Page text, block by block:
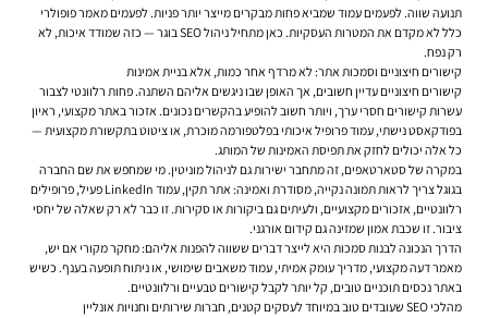
תנועה שווה. לפעמים עמוד שמביא פחות מבקרים מייצר יותר פניות. לפעמים מאמר פופולרי
כלל לא מקדם את המטרות העסקיות. כאן מתחיל ניהול SEO בוגר — כזה שמודד איכות, לא
רק נפח.
קישורים חיצוניים וסמכות אתר: לא מרדף אחר כמות, אלא בניית אמינות
קישורים חיצוניים עדיין חשובים, אך האופן שבו ניגשים אליהם השתנה. פחות רלוונטי לצבור
עשרות קישורים חסרי ערך, ויותר חשוב להופיע בהקשרים נכונים. אזכור באתר מקצועי, ראיון
בפודקאסט נישתי, עמוד פרופיל איכותי בפלטפורמה מוכרת, או ציטוט בתקשורת מקצועית —
כל אלה יכולים לחזק את תפיסת האמינות של המותג.
במקרה של סטארטאפים, זה מתחבר ישירות גם לניהול מוניטין. מי שמחפש את שם החברה
בגוגל צריך לראות תמונה נקייה, מסודרת ואמינה: אתר תקין, עמוד LinkedIn פעיל, פרופילים
רלוונטיים, אזכורים מקצועיים, ולעיתים גם ביקורות או סקירות. זו כבר לא רק שאלה של יחסי
ציבור. זו שכבת אמון שמזינה גם קידום אורגני.
הדרך הנכונה לבנות סמכות היא לייצר דברים ששווה להפנות אליהם: מחקר מקורי אם יש,
מאמר דעה מקצועי, מדריך עומק אמיתי, עמוד משאבים שימושי, או ניתוח תופעה בענף. כשיש
באתר נכסים תוכניים טובים, קל יותר לקבל קישורים טבעיים ורלוונטיים.
מהלכי SEO שעובדים טוב במיוחד לעסקים קטנים, חברות שירותים וחנויות אונליין